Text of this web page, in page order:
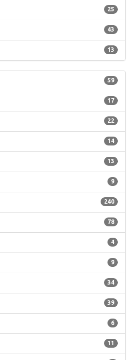
25
43
13
59
17
22
14
13
9
240
78
4
9
34
39
6
11